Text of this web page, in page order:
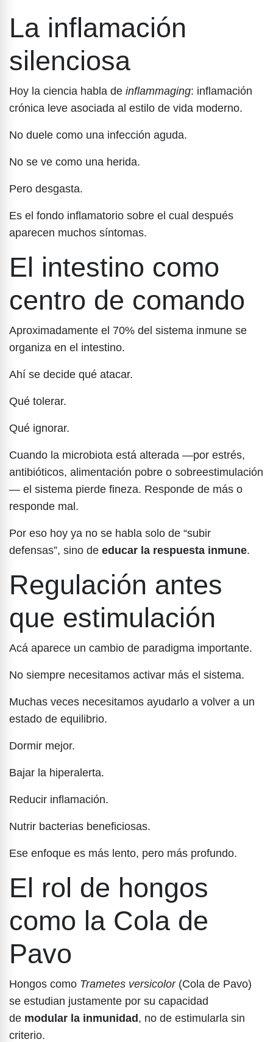
La inflamación
silenciosa
Hoy la ciencia habla de inflammaging: inflamación
crónica leve asociada al estilo de vida moderno.
No duele como una infección aguda.
No se ve como una herida.
Pero desgasta.
Es el fondo inflamatorio sobre el cual después
aparecen muchos síntomas.
El intestino como
centro de comando
Aproximadamente el 70% del sistema inmune se
organiza en el intestino.
Ahí se decide qué atacar.
Qué tolerar.
Qué ignorar.
Cuando la microbiota está alterada —por estrés,
antibióticos, alimentación pobre o sobreestimulación
— el sistema pierde fineza. Responde de más o
responde mal.
Por eso hoy ya no se habla solo de “subir
defensas”, sino de educar la respuesta inmune.
Regulación antes
que estimulación
Acá aparece un cambio de paradigma importante.
No siempre necesitamos activar más el sistema.
Muchas veces necesitamos ayudarlo a volver a un
estado de equilibrio.
Dormir mejor.
Bajar la hiperalerta.
Reducir inflamación.
Nutrir bacterias beneficiosas.
Ese enfoque es más lento, pero más profundo.
El rol de hongos
como la Cola de
Pavo
Hongos como Trametes versicolor(Cola de Pavo)
se estudian justamente por su capacidad
de modular la inmunidad , no de estimularla sin
criterio.